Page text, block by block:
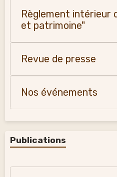
Règlement intérieur
et patrimoine"
Revue de presse
Nos événements
Publications